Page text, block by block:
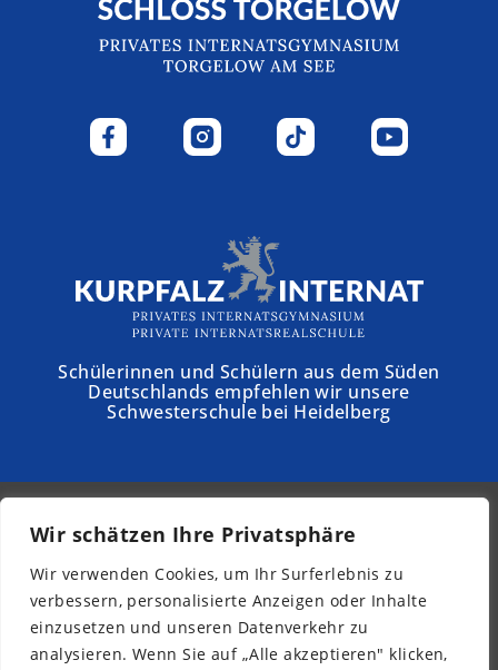
Wir schätzen Ihre Privatsphäre
Wir verwenden Cookies, um Ihr Surferlebnis zu
verbessern, personalisierte Anzeigen oder Inhalte
einzusetzen und unseren Datenverkehr zu
analysieren. Wenn Sie auf „Alle akzeptieren" klicken,
Schülerinnen und Schülern aus dem Süden
Deutschlands empfehlen wir unsere
Schwesterschule bei Heidelberg
© 2026 - Schloss Torgelow
Newsletter
Impressum
Datenschutz